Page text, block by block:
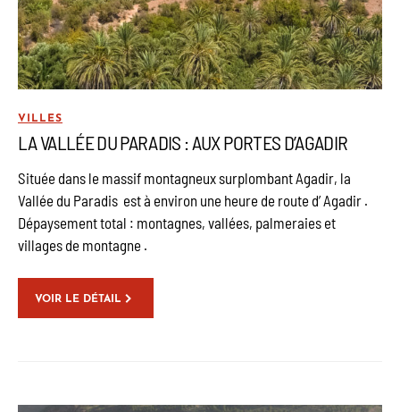
VILLES
LA VALLÉE DU PARADIS : AUX PORTES D’AGADIR
Située dans le massif montagneux surplombant Agadir, la
Vallée du Paradis est à environ une heure de route d’ Agadir .
Dépaysement total : montagnes, vallées, palmeraies et
villages de montagne .
VOIR LE DÉTAIL